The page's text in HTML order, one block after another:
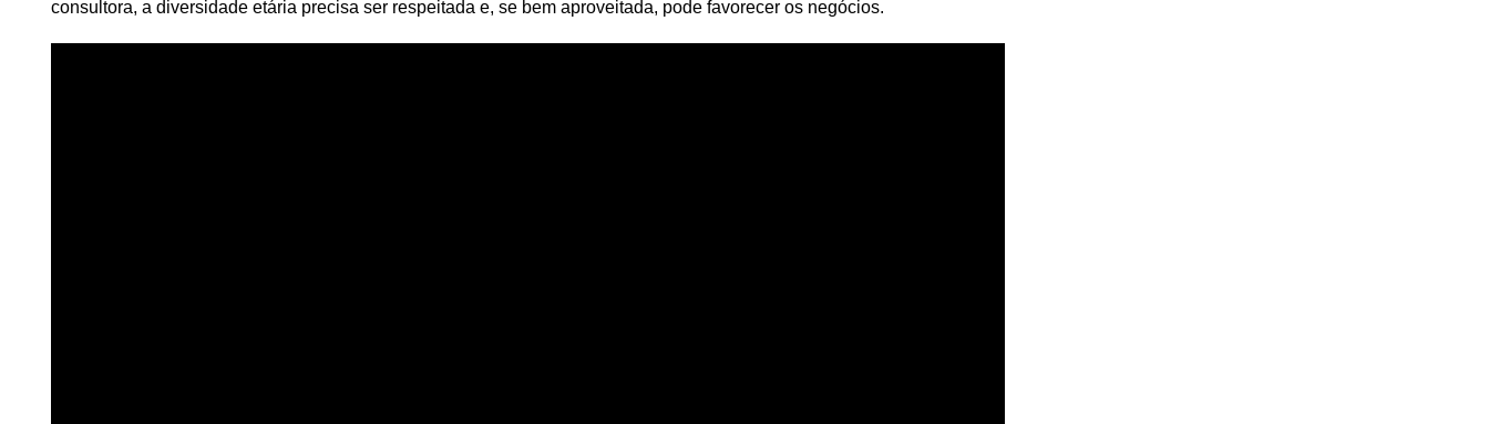
consultora, a diversidade etária precisa ser respeitada e, se bem aproveitada, pode favorecer os negócios.